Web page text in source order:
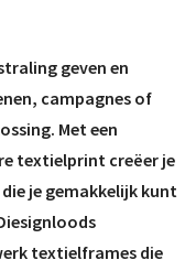
geven en
campagnes of
Met een
textielprint creëer je
je gemakkelijk kunt
textielframes die